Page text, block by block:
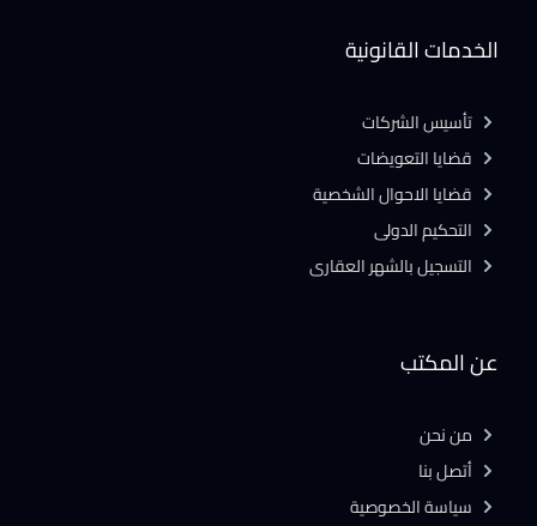
عن المكتب
من نحن
أتصل بنا
سياسة الخصوصية
الخدمات القانونية
تأسيس الشركات
قضايا التعويضات
قضايا الاحوال الشخصية
التحكيم الدولى
التسجيل بالشهر العقارى